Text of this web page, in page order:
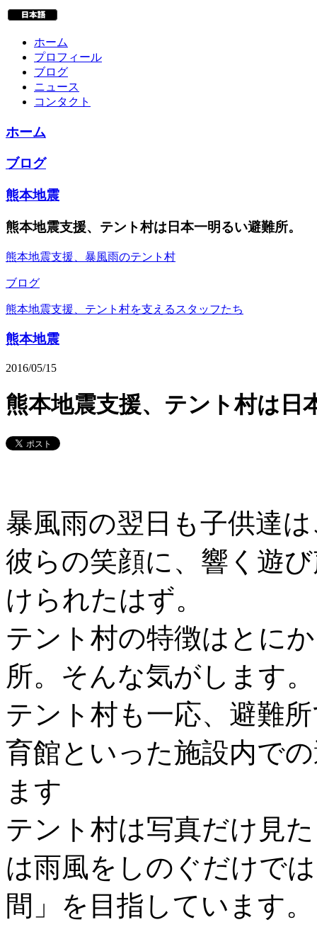
ホーム
プロフィール
ブログ
ニュース
コンタクト
ホーム
ブログ
熊本地震
熊本地震支援、テント村は日本一明るい避難所。
熊本地震支援、暴風雨のテント村
ブログ
熊本地震支援、テント村を支えるスタッフたち
熊本地震
2016/05/15
熊本地震支援、テント村は日
暴風雨の翌日も子供達
彼らの笑顔に、響く遊
けられたはず。
テント村の特徴はとに
所。そんな気がします。
テント村も一応、避難
育館といった施設内で
ます
テント村は写真だけ見
は雨風をしのぐだけで
間」を目指しています